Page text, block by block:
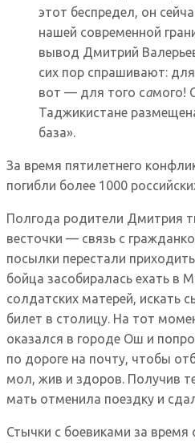
этот беспредел, он
нашей современной
вывод Дмитрий
сих пор спрашивают: для
вот — для того самого!
Таджикистане
база».
За время пятилетнего
погибли более 1000
Полгода родители Дмитрия
весточки — связь с
посылки перестали
бойца засобиралась ехать в
солдатских матерей, искать
билет в столицу. На тот
оказался в городе Ош и
по дороге на почту, чтобы
мол, жив и здоров. Получив
мать отменила поездку и
Стычки с боевиками за